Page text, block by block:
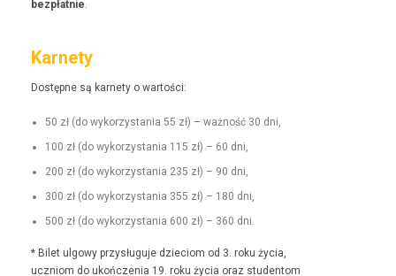
bezpłat­nie.
Karnety
Dostęp­ne są kar­ne­ty o wartości:
50 zł (do wyko­rzys­ta­nia 55 zł) – ważność 30 dni,
100 zł (do wyko­rzys­ta­nia 115 zł) – 60 dni,
200 zł (do wyko­rzys­ta­nia 235 zł) – 90 dni,
300 zł (do wyko­rzys­ta­nia 355 zł) – 180 dni,
500 zł (do wyko­rzys­ta­nia 600 zł) – 360 dni.
* Bilet ulgo­wy przysługu­je dzieciom od 3. roku życia,
uczniom do ukończenia 19. roku życia oraz stu­den­tom